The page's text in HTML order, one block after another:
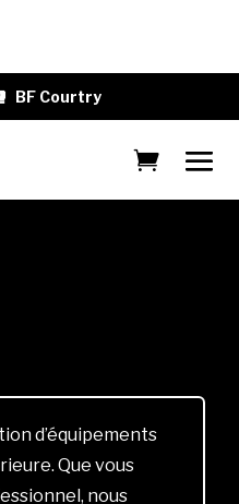
BF Courtry
d’équipements
Que vous
nous